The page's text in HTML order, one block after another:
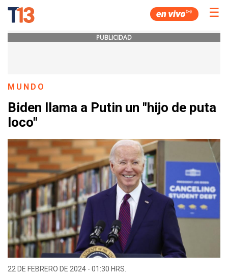
☰
PUBLICIDAD
MUNDO
Biden llama a Putin un "hijo de puta
loco"
22 DE FEBRERO DE 2024 - 01:30 HRS.